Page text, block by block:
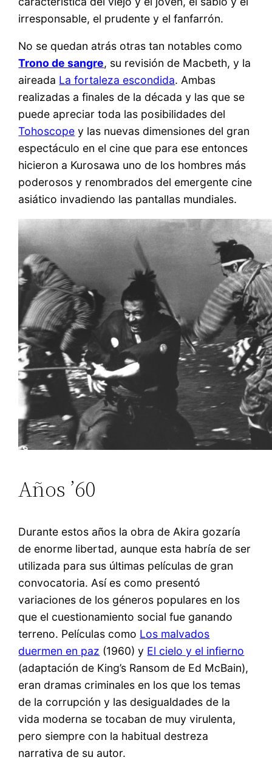
irresponsable, el prudente y el fanfarrón.
No se quedan atrás otras tan notables como
Trono de sangre, su revisión de Macbeth, y la
aireada La fortaleza escondida. Ambas
realizadas a finales de la década y las que se
puede apreciar toda las posibilidades del
Tohoscope y las nuevas dimensiones del gran
espectáculo en el cine que para ese entonces
hicieron a Kurosawa uno de los hombres más
poderosos y renombrados del emergente cine
asiático invadiendo las pantallas mundiales.
Años ’60
Durante estos años la obra de Akira gozaría
de enorme libertad, aunque esta habría de ser
utilizada para sus últimas películas de gran
convocatoria. Así es como presentó
variaciones de los géneros populares en los
que el cuestionamiento social fue ganando
terreno. Películas como Los malvados
duermen en paz (1960) y El cielo y el infierno
(adaptación de King’s Ransom de Ed McBain),
eran dramas criminales en los que los temas
de la corrupción y las desigualdades de la
vida moderna se tocaban de muy virulenta,
pero siempre con la habitual destreza
narrativa de su autor.